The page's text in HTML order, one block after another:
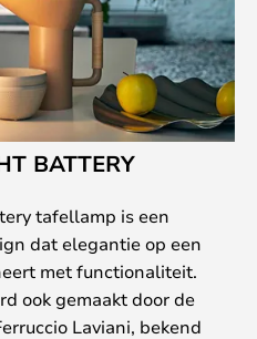
BATTERY
tafellamp is een
dat elegantie op een
met functionaliteit.
ook gemaakt door de
Laviani, bekend